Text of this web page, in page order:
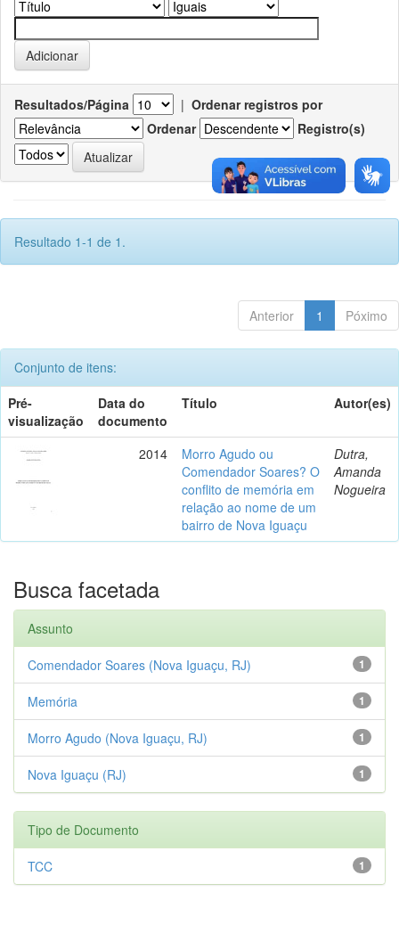
Resultados/Página | Ordenar registros por
Ordenar
Registro(s)
Resultado 1-1 de 1.
Anterior 1 Póximo
Conjunto de itens:
Pré-
visualização
Data do
documento
Título Autor(es)
2014
Morro Agudo ou
Comendador Soares? O
conflito de memória em
relação ao nome de um
bairro de Nova Iguaçu
Dutra,
Amanda
Nogueira
Busca facetada
Assunto
1
Comendador Soares (Nova Iguaçu, RJ)
1
Memória
1
Morro Agudo (Nova Iguaçu, RJ)
1
Nova Iguaçu (RJ)
Tipo de Documento
1
TCC